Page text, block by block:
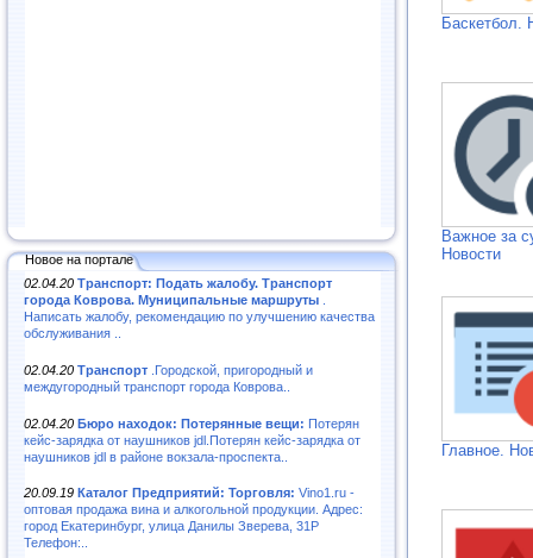
Новое на портале
02.04.20 Транспорт: Подать жалобу. Транспорт
города Коврова. Муниципальные маршруты
Написать жалобу, рекомендацию по улучшению качества
обслуживания ..
02.04.20 Транспорт .Городской, пригородный и
междугородный транспорт города Коврова..
02.04.20 Бюро находок: Потерянные вещи: Потерян
кейс-зарядка от наушников jdl.Потерян кейс-зарядка от
наушников jdl в районе вокзала-проспекта..
20.09.19 Каталог Предприятий: Торговля: Vino1.ru -
оптовая продажа вина и алкогольной продукции. Адрес:
город Екатеринбург, улица Данилы Зверева, 31Р
Телефон:..
Баскетбол.
Важное за
Новости
Главное.